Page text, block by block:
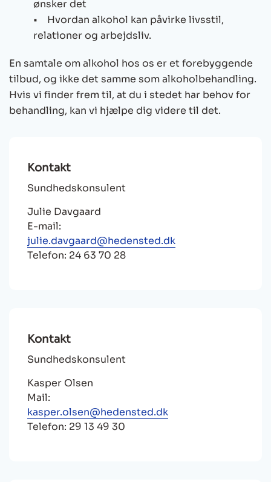
ønsker det
• Hvordan alkohol kan påvirke livsstil,
relationer og arbejdsliv.
En samtale om alkohol hos os er et forebyggende
tilbud, og ikke det samme som alkoholbehandling.
Hvis vi finder frem til, at du i stedet har behov for
behandling, kan vi hjælpe dig videre til det.
Kontakt
Sundhedskonsulent
Julie Davgaard
E-mail:
julie.davgaard@hedensted.dk
Telefon: 24 63 70 28
Kontakt
Sundhedskonsulent
Kasper Olsen
Mail:
kasper.olsen@hedensted.dk
Telefon: 29 13 49 30